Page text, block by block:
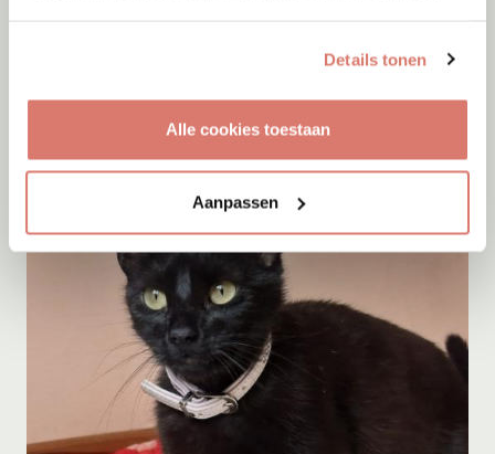
Details tonen
Alle cookies toestaan
Aanpassen